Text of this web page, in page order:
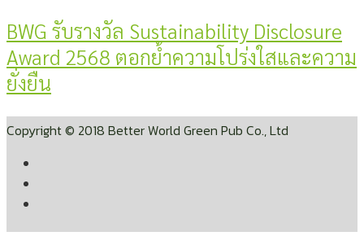
BWG รับรางวัล Sustainability Disclosure
Award 2568 ตอกย้ำความโปร่งใสและความ
ยั่งยืน
Copyright © 2018 Better World Green Pub Co., Ltd